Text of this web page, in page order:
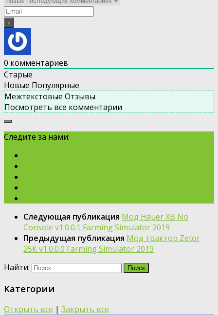
0 комментариев
Старые
Новые Популярные
Межтекстовые Отзывы
Посмотреть все комментарии
Следите за нами:
Следующая публикация Мод Hauer XB No
Console v1.0.0.1 Farming Simulator 2019
Предыдущая публикация Мод трактор Zetor
25К v1.0.0.0 Farming Simulator 2019
Найти:
Категории
Открыть все | Закрыть все